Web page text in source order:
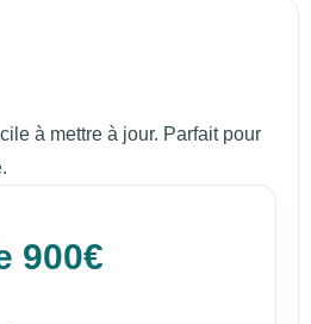
à mettre à jour. Parfait pour
900€